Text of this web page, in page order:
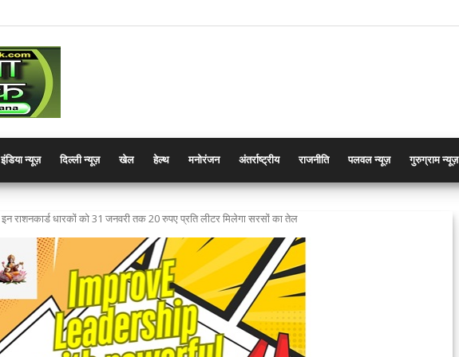
इंडिया न्यूज़ दिल्ली न्यूज़ खेल हेल्थ मनोरंजन अंतर्राष्ट्रीय राजनीति पलवल न्यूज़ गुरुग्राम न्यूज़
इन राशनकार्ड धारकों को 31 जनवरी तक 20 रुपए प्रति लीटर मिलेगा सरसों का तेल